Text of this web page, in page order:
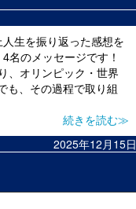
生を振り返った感想を
名のメッセージです！
、オリンピック・世界
も、その過程で取り組
続きを読む≫
2025年12月15日